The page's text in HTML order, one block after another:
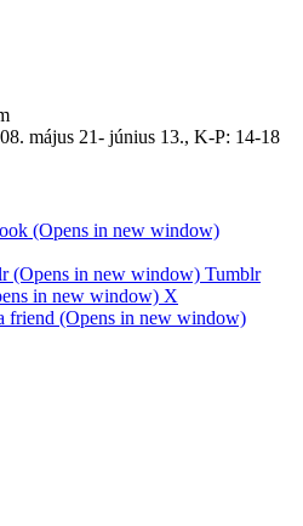
május 21- június 13., K-P: 14-18
(Opens in new window)
(Opens in new window) Tumblr
in new window) X
friend (Opens in new window)